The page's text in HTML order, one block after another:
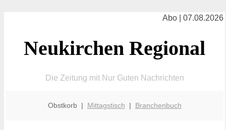
Abo | 07.08.2026
Neukirchen Regional
Die Zeitung mit Nur Guten Nachrichten
Obstkorb | Mittagstisch | Branchenbuch